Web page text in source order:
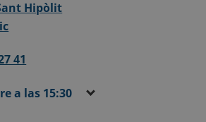
Hipòlit
41
a las 15:30